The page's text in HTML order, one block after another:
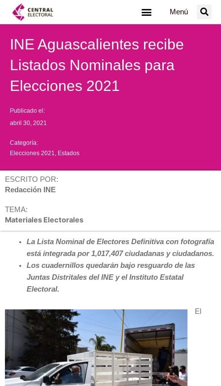
Menú
INE Aguascalientes recibe
Listados Nominales para
Elecciones 2021
Publicado el:
abril 30, 2021
Categoría:
Elecciones 2021
Estados
ESCRITO POR:
Redacción INE
TEMA:
Materiales Electorales
La Lista Nominal de Electores Definitiva con fotografía
está integrada por 1,017,407 ciudadanas y ciudadanos.
Los cuadernillos quedarán bajo resguardo de las
Juntas Distritales del INE y el Instituto Estatal
Electoral.
El